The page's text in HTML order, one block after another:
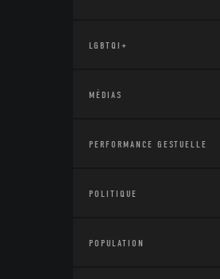
LGBTQI+
MÉDIAS
PERFORMANCE GESTUELLE
POLITIQUE
POPULATION